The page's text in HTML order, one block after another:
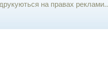
на правах реклами..